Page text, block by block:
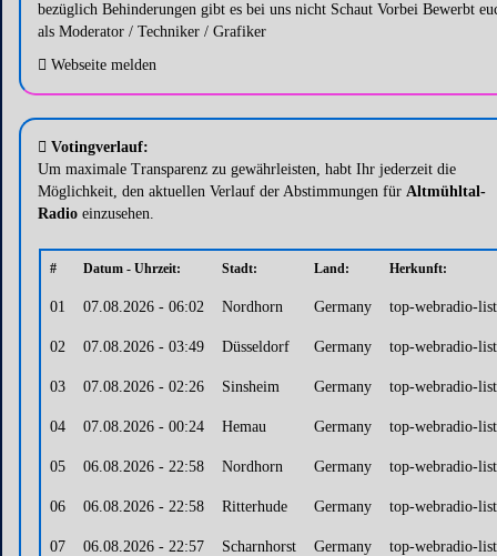
bezüglich Behinderungen gibt es bei uns nicht Schaut Vorbei Bewerbt
als Moderator / Techniker / Grafiker
Webseite melden
Votingverlauf:
Um maximale Transparenz zu gewährleisten, habt Ihr jederzeit die
Möglichkeit, den aktuellen Verlauf der Abstimmungen für Altmühltal-
Radio einzusehen.
# Datum - Uhrzeit: Stadt: Land: Herkunft:
01 07.08.2026 - 06:02 Nordhorn Germany top-webradio-
02 07.08.2026 - 03:49 Düsseldorf Germany top-webradio-
03 07.08.2026 - 02:26 Sinsheim Germany top-webradio-
04 07.08.2026 - 00:24 Hemau Germany top-webradio-
05 06.08.2026 - 22:58 Nordhorn Germany top-webradio-
06 06.08.2026 - 22:58 Ritterhude Germany top-webradio-
07 06.08.2026 - 22:57 Scharnhorst Germany top-webradio-